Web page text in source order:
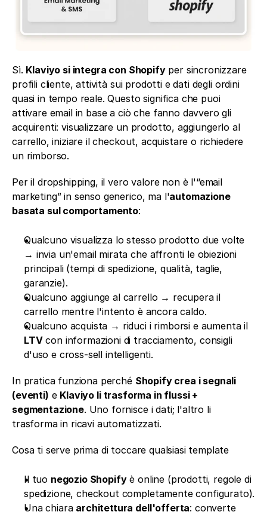
Sì. Klaviyo si integra con Shopify per sincronizzare
profili cliente, attività sui prodotti e dati degli ordini
quasi in tempo reale. Questo significa che puoi
attivare email in base a ciò che fanno davvero gli
acquirenti: visualizzare un prodotto, aggiungerlo al
carrello, iniziare il checkout, acquistare o richiedere
un rimborso.
Per il dropshipping, il vero valore non è l'“email
marketing” in senso generico, ma l'automazione
basata sul comportamento:
Qualcuno visualizza lo stesso prodotto due volte
→ invia un'email mirata che affronti le obiezioni
principali (tempi di spedizione, qualità, taglie,
garanzie).
Qualcuno aggiunge al carrello → recupera il
carrello mentre l'intento è ancora caldo.
LTV con informazioni di tracciamento, consigli
d'uso e cross-sell intelligenti.
In pratica funziona perché Shopify crea i segnali
(eventi) e Klaviyo li trasforma in flussi +
segmentazione. Uno fornisce i dati; l'altro li
trasforma in ricavi automatizzati.
Cosa ti serve prima di toccare qualsiasi template
Il tuo negozio Shopify è online (prodotti, regole di
spedizione, checkout completamente configurato).
Una chiara architettura dell'offerta: converte